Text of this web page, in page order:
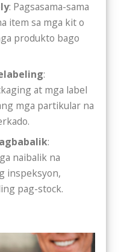
: Pagsasama-sama
item sa mga kit o
produkto bago
:
at mga label
mga partikular na
:
naibalik na
inspeksyon,
pag-stock.